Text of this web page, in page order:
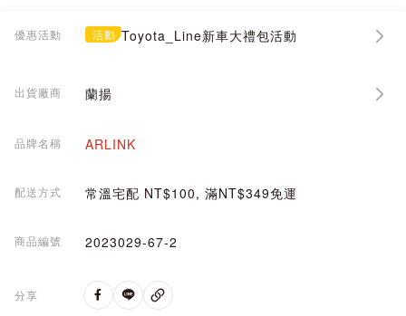
優惠活動 活動 Toyota_Line新車大禮包活動
出貨廠商 蘭揚
品牌名稱 ARLINK
配送方式 常溫宅配 NT$100, 滿NT$349免運
商品編號 2023029-67-2
分享